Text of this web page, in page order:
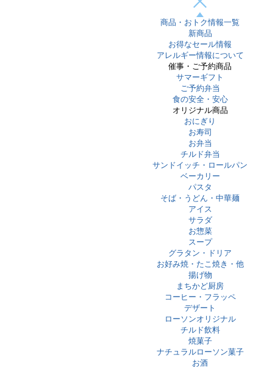
商品・おトク情報一覧
新商品
お得なセール情報
アレルギー情報について
催事・ご予約商品
サマーギフト
ご予約弁当
食の安全・安心
オリジナル商品
おにぎり
お寿司
お弁当
チルド弁当
サンドイッチ・ロールパン
ベーカリー
パスタ
そば・うどん・中華麺
アイス
サラダ
お惣菜
スープ
グラタン・ドリア
お好み焼・たこ焼き・他
揚げ物
まちかど厨房
コーヒー・フラッペ
デザート
ローソンオリジナル
チルド飲料
焼菓子
ナチュラルローソン菓子
お酒